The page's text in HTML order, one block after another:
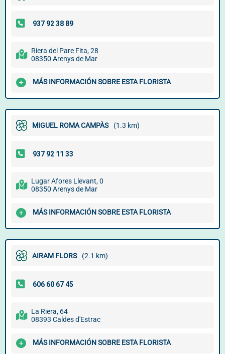
Riera del Pare Fita, 28
08350 Arenys de Mar
MÁS INFORMACIÓN SOBRE ESTA FLORISTA
MIGUEL ROMA CAMPÀS (1.3 km)
Lugar Afores Llevant, 0
08350 Arenys de Mar
MÁS INFORMACIÓN SOBRE ESTA FLORISTA
AIRAM FLORS (2.1 km)
La Riera, 64
08393 Caldes d'Estrac
MÁS INFORMACIÓN SOBRE ESTA FLORISTA